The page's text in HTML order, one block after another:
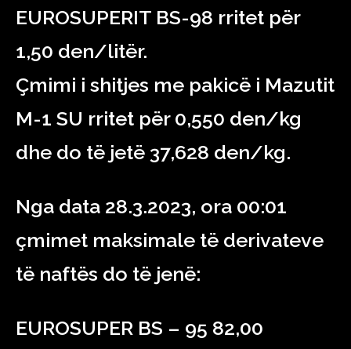
ЕUROSUPERIT BS-98 rritet për
1,50 den/litër.
Çmimi i shitjes me pakicë i Мazutit
М-1 SU rritet për 0,550 den/kg
dhe do të jetë 37,628 den/kg.
Nga data 28.3.2023, ora 00:01
çmimet maksimale të derivateve
të naftës do të jenë:
EUROSUPER BS – 95 82,00